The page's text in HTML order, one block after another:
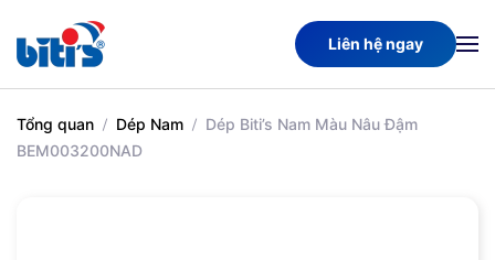
Skip
to
main
content
Liên hệ ngay
Tổng quan Dép Nam
Dép Biti’s Nam Màu Nâu Đậm
BEM003200NAD